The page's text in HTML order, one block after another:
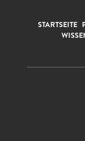
STARTSEITE